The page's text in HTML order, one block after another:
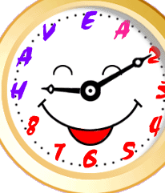
Lớp Học:
Quý Trọng Bản Thân
khoá học
Quý Trọng Bản
biết được giá trị của bản thân.
tôi tự cười tươi với mình và
tự nhắc nhở với chính mình về
trị mình có. Đã bắt đầu biết kiềm